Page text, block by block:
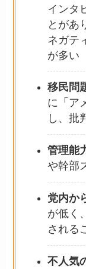
インタ
とがあ
ネガテ
が多い
移民問
に「ア
し、批
管理能
や幹部
党内か
が低く
される
不人気